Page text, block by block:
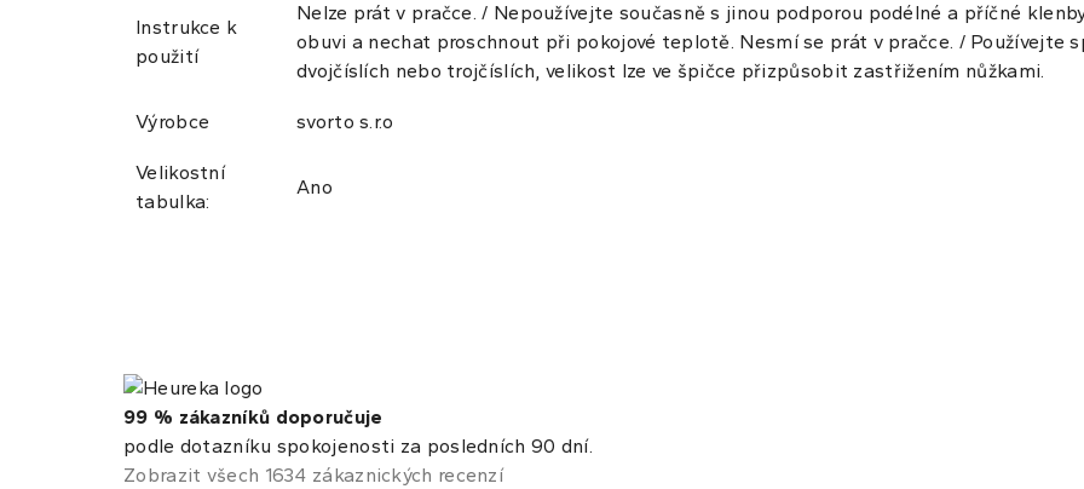
Instrukce k
použití
Nelze prát v pračce. / Nepoužívejte současně s jinou podporou podélné a příčné
obuvi a nechat proschnout při pokojové teplotě. Nesmí se prát v pračce. / Používejte
dvojčíslích nebo trojčíslích, velikost lze ve špičce přizpůsobit zastřižením nůžkami.
Výrobce svorto s.r.o
Velikostní
tabulka:
Ano
99 % zákazníků doporučuje
podle dotazníku spokojenosti za posledních 90 dní.
Zobrazit všech 1634 zákaznických recenzí